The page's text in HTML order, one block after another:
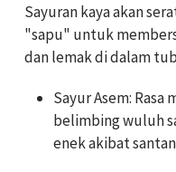
Sayuran kaya akan
"sapu" untuk
dan lemak di dalam
Sayur Asem: Rasa
belimbing wuluh
enek akibat